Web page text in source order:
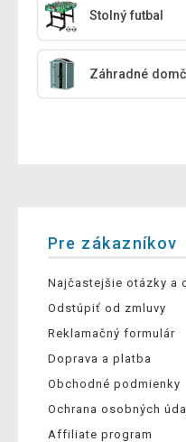
Stolný futbal
Záhradné
Pre zákazníkov
Najčastejšie otázky a
Odstúpiť od zmluvy
Reklamačný formulár
Doprava a platba
Obchodné podmienky
Ochrana osobných
Affiliate program